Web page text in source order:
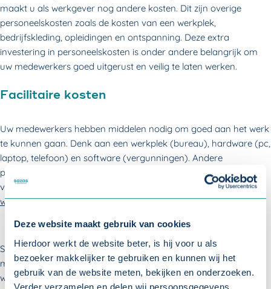
Deze website maakt gebruik van cookies
Hierdoor werkt de website beter, is hij voor u als
bezoeker makkelijker te gebruiken en kunnen wij het
gebruik van de website meten, bekijken en onderzoeken.
Verder verzamelen en delen wij persoonsgegevens,
maakt u als werkgever nog andere kosten. Dit zijn overige
personeelskosten zoals de kosten van een werkplek,
bedrijfskleding, opleidingen en ontspanning. Deze extra
investering in personeelskosten is onder andere belangrijk om
uw medewerkers goed uitgerust en veilig te laten werken.
Facilitaire kosten
Uw medewerkers hebben middelen nodig om goed aan het werk
te kunnen gaan. Denk aan een werkplek (bureau), hardware (pc,
laptop, telefoon) en software (vergunningen). Andere
personeelskosten zitten bijvoorbeeld in het beschikbaar stellen
van goed draadloos internet,
verwarming of airco op de
werkplek, een keuken met genoeg voorzieningen en toiletten.
Soms heeft uw medewerker extra werkmiddelen nodig, zoals
machines, persoonlijke beschermingsmiddelen of speciale
werkkleding. U kunt er als werkgever voor kiezen om de kosten